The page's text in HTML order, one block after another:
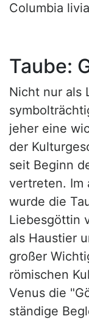
Columbia
Taube:
Nicht nur als
jeher eine
der
seit Beginn
vertreten. Im
wurde die
Liebesgöttin
als Haustier
großer
römischen
Venus die
ständige